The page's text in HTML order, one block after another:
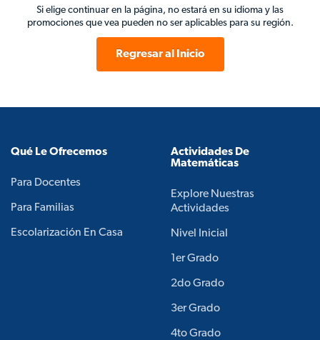
Si elige continuar en la página, no estará en su idioma y las
promociones que vea pueden no ser aplicables para su región.
Regresar al Inicio
Qué Le Ofrecemos
Para Docentes
Para Familias
Escolarización En Casa
Actividades De
Matemáticas
Explore Nuestras
Actividades
Nivel Inicial
1er Grado
2do Grado
3er Grado
4to Grado